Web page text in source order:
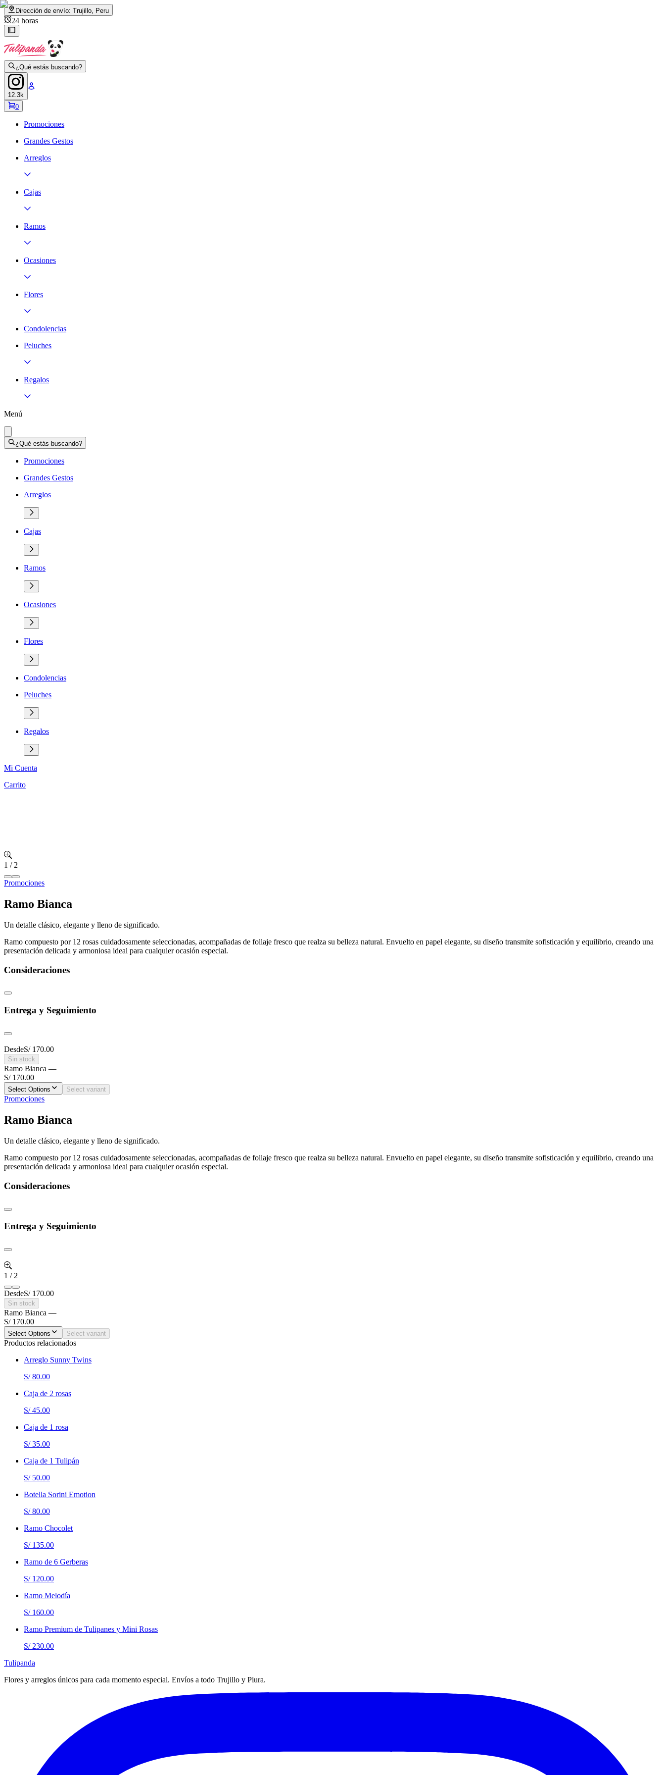
Dirección de envío: Trujillo, Peru
24 horas
¿Qué estás buscando?
12.3k
0
Promociones
Grandes Gestos
Arreglos
Cajas
Ramos
Ocasiones
Flores
Condolencias
Peluches
Regalos
Menú
¿Qué estás buscando?
Promociones
Grandes Gestos
Arreglos
Cajas
Ramos
Ocasiones
Flores
Condolencias
Peluches
Regalos
Mi Cuenta
Carrito
1 / 2
Promociones
Ramo Bianca
Un detalle clásico, elegante y lleno de significado.
Ramo compuesto por 12 rosas cuidadosamente seleccionadas, acompañadas de follaje fresco que realza su belleza natural. Envuelto en papel elegante, su diseño transmite sofisticación y equilibrio, creando una
presentación delicada y armoniosa ideal para cualquier ocasión especial.
Consideraciones
Entrega y Seguimiento
DesdeS/ 170.00
Sin stock
Ramo Bianca —
S/ 170.00
Select Options Select variant
Promociones
Ramo Bianca
Un detalle clásico, elegante y lleno de significado.
Ramo compuesto por 12 rosas cuidadosamente seleccionadas, acompañadas de follaje fresco que realza su belleza natural. Envuelto en papel elegante, su diseño transmite sofisticación y equilibrio, creando una
presentación delicada y armoniosa ideal para cualquier ocasión especial.
Consideraciones
Entrega y Seguimiento
1 / 2
DesdeS/ 170.00
Sin stock
Ramo Bianca —
S/ 170.00
Select Options Select variant
Productos relacionados
Arreglo Sunny Twins
S/ 80.00
Caja de 2 rosas
S/ 45.00
Caja de 1 rosa
S/ 35.00
Caja de 1 Tulipán
S/ 50.00
Botella Sorini Emotion
S/ 80.00
Ramo Chocolet
S/ 135.00
Ramo de 6 Gerberas
S/ 120.00
Ramo Melodía
S/ 160.00
Ramo Premium de Tulipanes y Mini Rosas
S/ 230.00
Tulipanda
Flores y arreglos únicos para cada momento especial. Envíos a todo Trujillo y Piura.